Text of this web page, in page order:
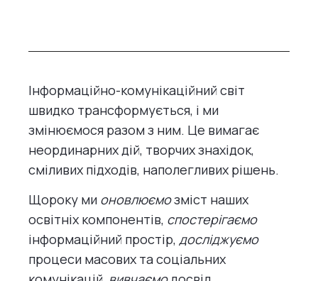
Інформаційно-комунікаційний світ
швидко трансформується, і ми
змінюємося разом з ним. Це вимагає
неординарних дій, творчих знахідок,
сміливих підходів, наполегливих рішень.
Щороку ми оновлюємозміст наших
освітніх компонентів, спостерігаємо
інформаційний простір, досліджуємо
процеси масових та соціальних